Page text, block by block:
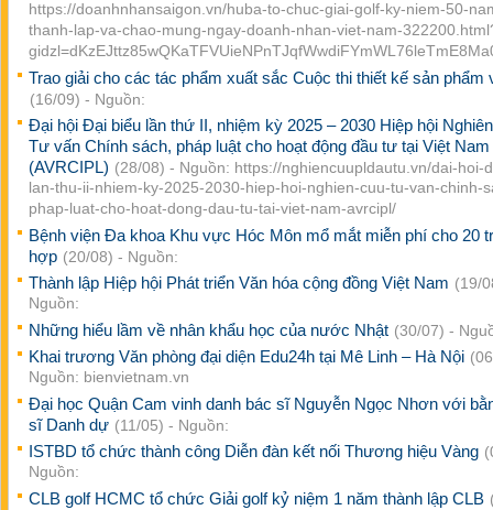
https://doanhnhansaigon.vn/huba-to-chuc-giai-golf-ky-niem-50-
thanh-lap-va-chao-mung-ngay-doanh-nhan-viet-nam-
Trao giải cho các tác phẩm xuất sắc Cuộc thi thiết kế sản phẩm
(16/09) - Nguồn:
Đại hội Đại biểu lần thứ II, nhiệm kỳ 2025 – 2030 Hiệp hội
Tư vấn Chính sách, pháp luật cho hoạt động đầu tư tại Việt Nam
(AVRCIPL) (28/08) - Nguồn: https://nghiencuupldautu.vn/dai-hoi-
lan-thu-ii-nhiem-ky-2025-2030-hiep-hoi-nghien-cuu-tu-van-chinh-
phap-luat-cho-hoat-dong-dau-tu-tai-viet-nam-avrcipl/
Bệnh viện Đa khoa Khu vực Hóc Môn mổ mắt miễn phí cho 20
hợp (20/08) - Nguồn:
Thành lập Hiệp hội Phát triển Văn hóa cộng đồng Việt Nam (19/
Nguồn:
Những hiểu lầm về nhân khẩu học của nước Nhật (30/07) -
Khai trương Văn phòng đại diện Edu24h tại Mê Linh – Hà Nội
Nguồn: bienvietnam.vn
Đại học Quận Cam vinh danh bác sĩ Nguyễn Ngọc Nhơn với
sĩ Danh dự (11/05) - Nguồn:
ISTBD tổ chức thành công Diễn đàn kết nối Thương hiệu Vàng
Nguồn:
CLB golf HCMC tổ chức Giải golf kỷ niệm 1 năm thành lập CLB